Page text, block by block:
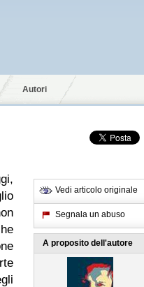
Autori
Vedi articolo originale
Segnala un abuso
A proposito dell'autore